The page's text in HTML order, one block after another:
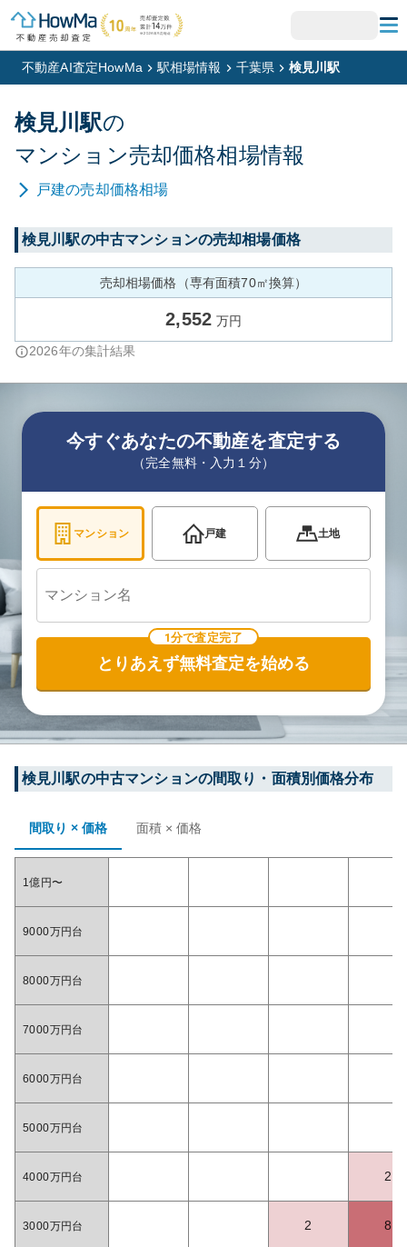
不動産AI査定HowMa 駅相場情報 千葉県 検見川駅
検見川駅の
マンション売却価格相場情報
戸建の売却価格相場
検見川駅の中古マンションの売却相場価格
売却相場価格（専有面積70㎡換算）
2,552 万円
2026年の集計結果
今すぐあなたの不動産を査定する
（完全無料・入力１分）
マンション 戸建 土地
1分で査定完了
とりあえず無料査定を始める
検見川駅の中古マンションの間取り・面積別価格分布
間取り × 価格 面積 × 価格
1億円〜
9000万円台
8000万円台
7000万円台
6000万円台
5000万円台
4000万円台 2
3000万円台 2 8